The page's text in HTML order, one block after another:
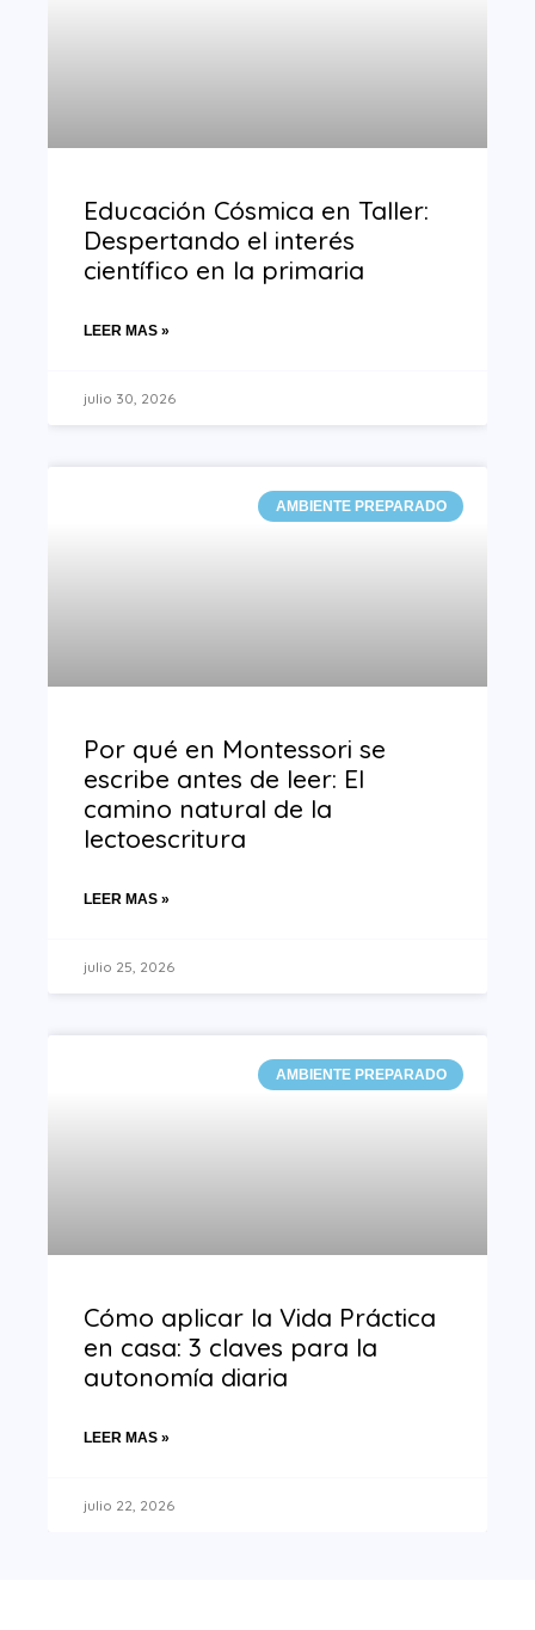
Educación Cósmica en Taller:
Despertando el interés
científico en la primaria
LEER MAS »
julio 30, 2026
AMBIENTE PREPARADO
Por qué en Montessori se
escribe antes de leer: El
camino natural de la
lectoescritura
LEER MAS »
julio 25, 2026
AMBIENTE PREPARADO
Cómo aplicar la Vida Práctica
en casa: 3 claves para la
autonomía diaria
LEER MAS »
julio 22, 2026